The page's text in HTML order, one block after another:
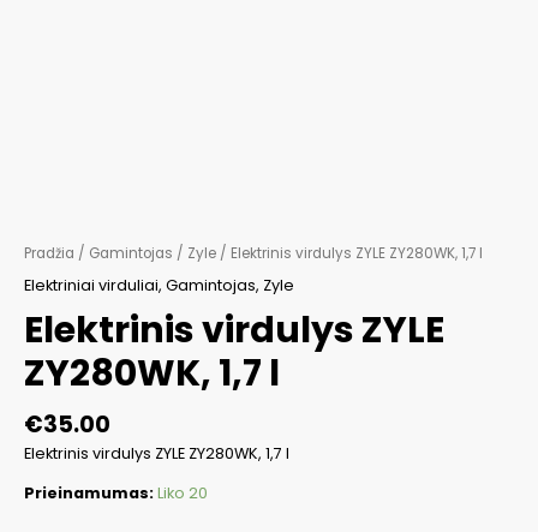
Pradžia / Gamintojas / Zyle / Elektrinis virdulys ZYLE ZY280WK, 1,7 l
Elektriniai virduliai, Gamintojas, Zyle
Elektrinis virdulys ZYLE
ZY280WK, 1,7 l
€35.00
Elektrinis virdulys ZYLE ZY280WK, 1,7 l
Prieinamumas:Liko 20